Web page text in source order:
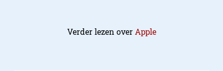
Verder lezen overApple